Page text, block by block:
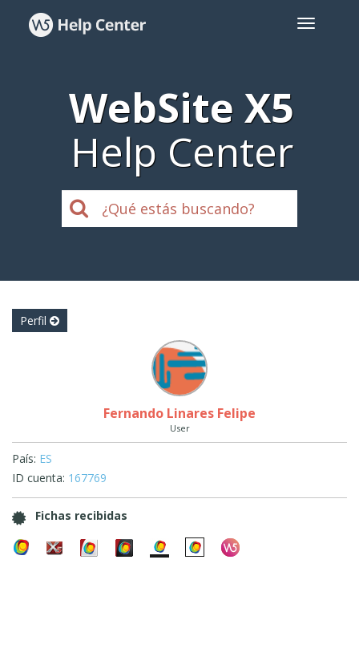
WebSite X5
Help Center
Perfil
Fernando Linares Felipe
User
País: ES
ID cuenta: 167769
Fichas recibidas